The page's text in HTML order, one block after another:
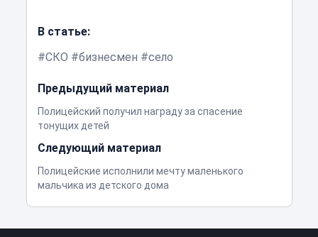
В статье:
СКО
бизнесмен село
Предыдущий материал
Полицейский получил награду за спасение
тонущих детей
Следующий материал
Полицейские исполнили мечту маленького
мальчика из детского дома